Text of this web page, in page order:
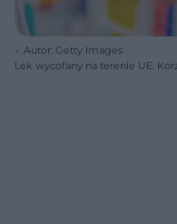
Autor: Getty Images
Lek wycofany na terenie UE.